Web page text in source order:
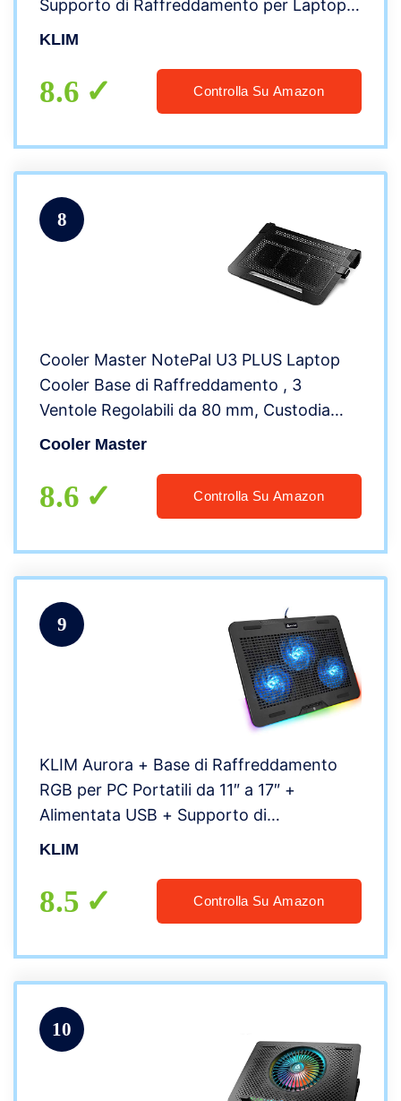
Supporto di Raffreddamento per Laptop
da Gaming + USB + Stabile e Silenzioso +
KLIM
8.6 Controlla Su Amazon
8
Cooler Master NotePal U3 PLUS Laptop
Cooler Base di Raffreddamento , 3
Ventole Regolabili da 80 mm, Custodia
Protettiva per Trasporto, Struttura
Cooler Master
8.6 Controlla Su Amazon
9
KLIM Aurora + Base di Raffreddamento
RGB per PC Portatili da 11″ a 17″ +
Alimentata USB + Supporto di
Raffreddamento per Laptop da Gaming +
Nuova 2022
KLIM
8.5 Controlla Su Amazon
10